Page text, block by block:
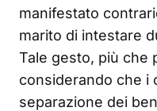
manifestato
marito di intestare
Tale gesto, più che
considerando che i
separazione dei